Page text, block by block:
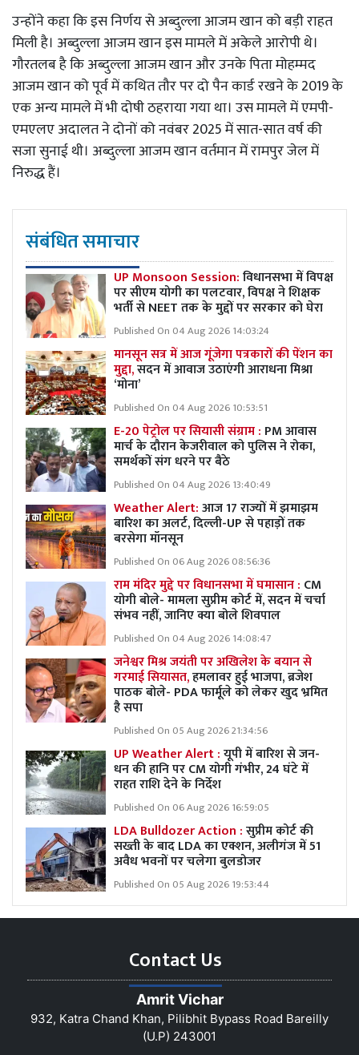
उन्होंने कहा कि इस निर्णय से अब्दुल्ला आजम खान को बड़ी राहत
मिली है। अब्दुल्ला आजम खान इस मामले में अकेले आरोपी थे।
गौरतलब है कि अब्दुल्ला आजम खान और उनके पिता मोहम्मद
आजम खान को पूर्व में कथित तौर पर दो पैन कार्ड रखने के 2019 के
एक अन्य मामले में भी दोषी ठहराया गया था। उस मामले में एमपी-
एमएलए अदालत ने दोनों को नवंबर 2025 में सात-सात वर्ष की
सजा सुनाई थी। अब्दुल्ला आजम खान वर्तमान में रामपुर जेल में
निरुद्ध हैं।
संबंधित समाचार
UP Monsoon Session:विधानसभा में विपक्ष
पर सीएम योगी का पलटवार, विपक्ष ने शिक्षक
भर्ती से NEET तक के मुद्दों पर सरकार को घेरा
Published On 04 Aug 2026 14:03:24
मानसून सत्र में आज गूंजेगा पत्रकारों की पेंशन का
मुद्दा,सदन में आवाज उठाएंगी आराधना मिश्रा
‘मोना’
Published On 04 Aug 2026 10:53:51
E-20 पेट्रोल पर सियासी संग्राम : PM आवास
मार्च के दौरान केजरीवाल को पुलिस ने रोका,
समर्थकों संग धरने पर बैठे
Published On 04 Aug 2026 13:40:49
Weather Alert:आज 17 राज्यों में झमाझम
बारिश का अलर्ट, दिल्ली-UP से पहाड़ों तक
बरसेगा मॉनसून
Published On 06 Aug 2026 08:56:36
राम मंदिर मुद्दे पर विधानसभा में घमासान : CM
योगी बोले- मामला सुप्रीम कोर्ट में, सदन में चर्चा
संभव नहीं, जानिए क्या बोले शिवपाल
Published On 04 Aug 2026 14:08:47
जनेश्वर मिश्र जयंती पर अखिलेश के बयान से
गरमाई सियासत,हमलावर हुई भाजपा, ब्रजेश
पाठक बोले- PDA फार्मूले को लेकर खुद भ्रमित
है सपा
Published On 05 Aug 2026 21:34:56
UP Weather Alert :यूपी में बारिश से जन-
धन की हानि पर CM योगी गंभीर, 24 घंटे में
राहत राशि देने के निर्देश
Published On 06 Aug 2026 16:59:05
LDA Bulldozer Action :सुप्रीम कोर्ट की
सख्ती के बाद LDA का एक्शन, अलीगंज में 51
अवैध भवनों पर चलेगा बुलडोजर
Published On 05 Aug 2026 19:53:44
Contact Us
Amrit Vichar
932, Katra Chand Khan, Pilibhit Bypass Road Bareilly
(U.P) 243001